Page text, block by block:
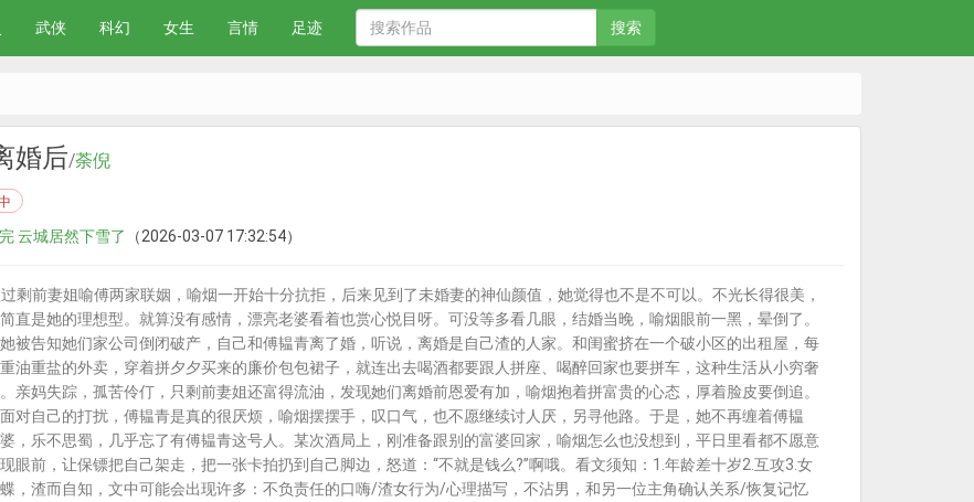
武侠 科幻 女生 言情 足迹 搜索
婚后/荼倪
云城居然下雪了 （2026-03-07 17:32:54）
剩前妻姐喻傅两家联姻，喻烟一开始十分抗拒，后来见到了未婚妻的神仙颜值，她觉得也不是不可以。不光长得很美，
直是她的理想型。就算没有感情，漂亮老婆看着也赏心悦目呀。可没等多看几眼，结婚当晚，喻烟眼前一黑，晕倒了。
被告知她们家公司倒闭破产，自己和傅韫青离了婚，听说，离婚是自己渣的人家。和闺蜜挤在一个破小区的出租屋，每
油重盐的外卖，穿着拼夕夕买来的廉价包包裙子，就连出去喝酒都要跟人拼座、喝醉回家也要拼车，这种生活从小穷奢
亲妈失踪，孤苦伶仃，只剩前妻姐还富得流油，发现她们离婚前恩爱有加，喻烟抱着拼富贵的心态，厚着脸皮要倒追。
对自己的打扰，傅韫青是真的很厌烦，喻烟摆摆手，叹口气，也不愿继续讨人厌，另寻他路。于是，她不再缠着傅韫
，乐不思蜀，几乎忘了有傅韫青这号人。某次酒局上，刚准备跟别的富婆回家，喻烟怎么也没想到，平日里看都不愿意
眼前，让保镖把自己架走，把一张卡拍扔到自己脚边，怒道：“不就是钱么?”啊哦。看文须知：1.年龄差十岁2.互攻3.女
，渣而自知，文中可能会出现许多：不负责任的口嗨/渣女行为/心理描写，不沾男，和另一位主角确认关系/恢复记忆